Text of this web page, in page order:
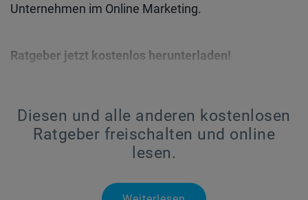
Unternehmen im Online Marketing.
Ratgeber jetzt kostenlos herunterladen!
Diesen und alle anderen kostenlosen
Ratgeber freischalten und online
lesen.